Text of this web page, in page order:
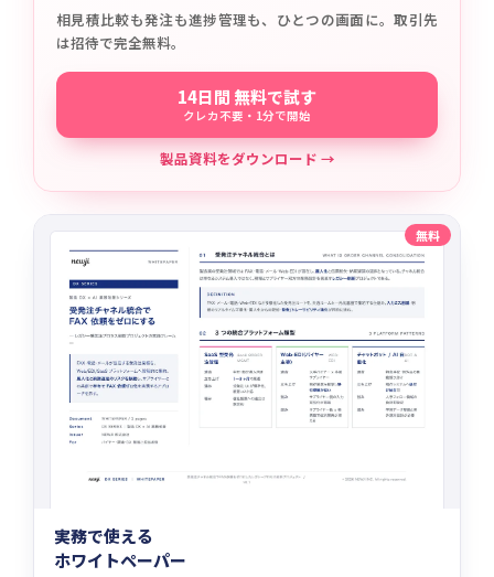
相見積比較も発注も進捗管理も、ひとつの画面に。取引先
は招待で完全無料。
14日間 無料で試す
クレカ不要・1分で開始
製品資料をダウンロード →
無料
実務で使える
ホワイトペーパー